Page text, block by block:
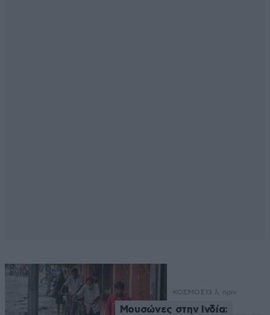
ΚΟΣΜΟΣ 13 λ. πριν
Μουσώνες στην Ινδία: